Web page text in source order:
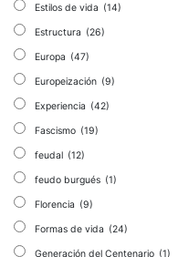
Estilos de vida (14)
Estructura (26)
Europa (47)
Europeización (9)
Experiencia (42)
Fascismo (19)
feudal (12)
feudo burgués (1)
Florencia (9)
Formas de vida (24)
Generación del Centenario (1)